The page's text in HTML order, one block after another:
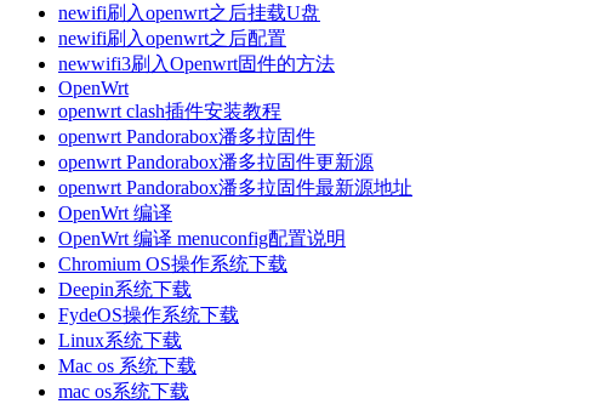
newifi刷入openwrt之后挂载U盘
newifi刷入openwrt之后配置
newwifi3刷入Openwrt固件的方法
OpenWrt
openwrt clash插件安装教程
openwrt Pandorabox潘多拉固件
openwrt Pandorabox潘多拉固件更新源
openwrt Pandorabox潘多拉固件最新源地址
OpenWrt 编译
OpenWrt 编译 menuconfig配置说明
Chromium OS操作系统下载
Deepin系统下载
FydeOS操作系统下载
Linux系统下载
Mac os 系统下载
mac os系统下载